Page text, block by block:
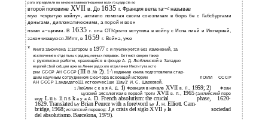
рого определили во многом взаимоотношения всех государств во
второй половине XVIIв. До 1635 г. Франция вела та~< называе­
мую «скрытую войну», активно помогая своим союзникам в борь­ бе с Габсбургами
деньгами, дипломатичесними, а порой и воен­
ными а~щиями. В 1635г. она ОТI<рыто вступила в войну с Испа­ нией и Империей,
закончившуюся JIИmт, в 1659 г. Война, уже
* Книга закончена 1:1втором в 1977 г. и публикуется без изменений, за
исключением отдельных редакционных поправок. Ее теист сверен также
с рукописью работы, хранящейся в фонде А. Д. Люблинской в Западно­
европейс1юй се1щии архива Ленинградского отделения Института исто­
рии СССР АН СССР(III В .№ 2). 1-\ изданию книга подготовлепа стар·
шим научным сотруднином Се1•тора всеобщей истории
ЛОИИ
СССР
АН СССР 1.андидато111 историчес1шх 11ау1' И. С. Шарковой.
1 Люблин с к а я А. Д. 1) Франция в начале XVII в. Л., 1959; 2)
Фран­
цузский абсолютизм в первой трети XVII в. Л., 1965(английсиий пере­
вод:L uЬ 1i n s k а у а А. D. French absolutism: the crucial phase, 1620-
1629. Translated ЬуBrian Peurce with а fore\vord Ьу J. Н. Elliott. Cam-
bridge, 1968;испапский перевод: J,a crisis del siglo XVII у la
sociedad
del absolutismo. Barcelona, 1979).